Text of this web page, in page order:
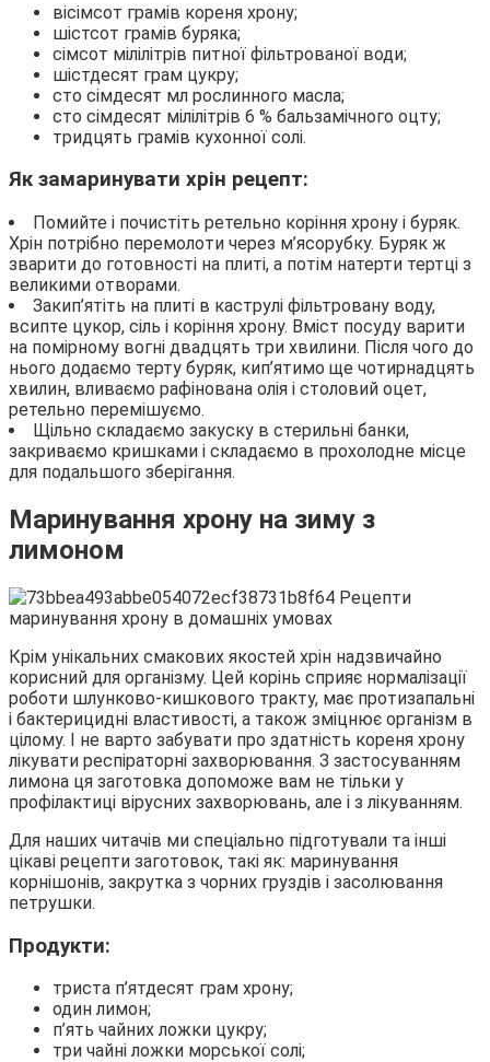
вісімсот грамів кореня хрону;
шістсот грамів буряка;
сімсот мілілітрів питної фільтрованої води;
шістдесят грам цукру;
сто сімдесят мл рослинного масла;
сто сімдесят мілілітрів 6 % бальзамічного оцту;
тридцять грамів кухонної солі.
Як замаринувати хрін рецепт:
Помийте і почистіть ретельно коріння хрону і буряк.
Хрін потрібно перемолоти через м’ясорубку. Буряк ж
зварити до готовності на плиті, а потім натерти тертці з
великими отворами.
Закип’ятіть на плиті в каструлі фільтровану воду,
всипте цукор, сіль і коріння хрону. Вміст посуду варити
на помірному вогні двадцять три хвилини. Після чого до
нього додаємо терту буряк, кип’ятимо ще чотирнадцять
хвилин, вливаємо рафінована олія і столовий оцет,
ретельно перемішуємо.
Щільно складаємо закуску в стерильні банки,
закриваємо кришками і складаємо в прохолодне місце
для подальшого зберігання.
Маринування хрону на зиму з
лимоном
Крім унікальних смакових якостей хрін надзвичайно
корисний для організму. Цей корінь сприяє нормалізації
роботи шлунково-кишкового тракту, має протизапальні
і бактерицидні властивості, а також зміцнює організм в
цілому. І не варто забувати про здатність кореня хрону
лікувати респіраторні захворювання. З застосуванням
лимона ця заготовка допоможе вам не тільки у
профілактиці вірусних захворювань, але і з лікуванням.
Для наших читачів ми спеціально підготували та інші
цікаві рецепти заготовок, такі як: маринування
корнішонів, закрутка з чорних груздів і засолювання
петрушки.
Продукти:
триста п’ятдесят грам хрону;
один лимон;
п’ять чайних ложки цукру;
три чайні ложки морської солі;